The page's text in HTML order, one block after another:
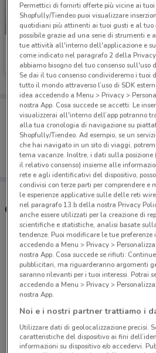
NUOVO
Iperfamila
Scade il 16/08 23.6 km
Porta DoveConviene
Puoi trovare le migliori
salvarle e creare la tua lista
dal tuo cellulare.
Orari e supermercati
Viale Norvegia, 1/A Melzo
11.5 km
V.le Trento Trieste 2
23.5 km
Permettici di fornirti offerte più vicine ai
Shopfully/Tiendeo puoi visualizzare
quotidiani più attinenti ai tuoi gusti e al tuo
possibile grazie ad una serie di strumenti e
tue attività all'interno dell'applicazione e
come indicato nel paragrafo 2 della
abbiamo bisogno del tuo consenso
Se dai il tuo consenso condivideremo i tuoi
tutto il mondo attraverso l’uso di SDK
idea accedendo a Menu > Privacy >
nostra App. Cosa succede se accetti: Le
visualizzerai all'interno dell’app potranno
alla tua cronologia di navigazione su
Shopfully/Tiendeo. Ad esempio, se un
che hai navigato in un sito di viaggi,
tema vacanze. Inoltre, i dati sulla
il relativo consenso) insieme alle
rete e agli identificativi del dispositivo,
condivisi con terze parti per comprendere
le esperienze applicative sulle delle reti
nel paragrafo 13.b della nostra Privacy
anche essere utilizzati per la creazione di
scientifiche e statistiche, analisi basate
tendenze. Puoi modificare le tue
accedendo a Menu > Privacy >
nostra App. Cosa succede se rifiuti:
pubblicitari, ma riguarderanno argomenti
saranno rilevanti per i tuoi interessi. Potrai
accedendo a Menu > Privacy >
nostra App.
Noi e i nostri partner trattiamo i
Utilizzare dati di geolocalizzazione precisi.
caratteristiche del dispositivo ai fini
informazioni su dispositivo e/o accedervi.